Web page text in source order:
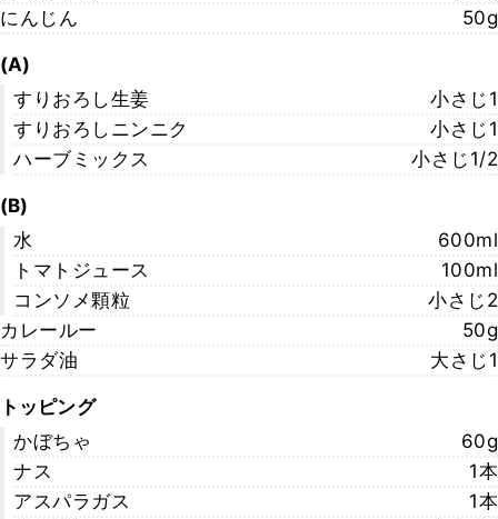
にんじん
50g
(A)
すりおろし生姜
小さじ1
すりおろしニンニク
小さじ1
ハーブミックス
小さじ1/2
(B)
水
600ml
トマトジュース
100ml
コンソメ顆粒
小さじ2
カレールー
50g
サラダ油
大さじ1
トッピング
かぼちゃ
60g
ナス
1本
アスパラガス
1本